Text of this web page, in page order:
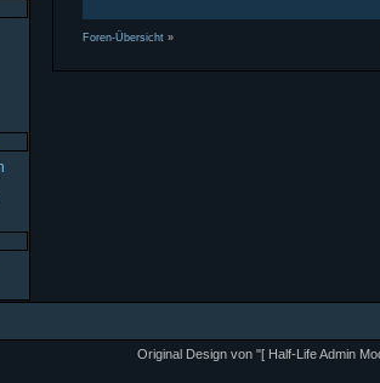
Foren-Übersicht »
Original Design von "[ Half-Life Admin